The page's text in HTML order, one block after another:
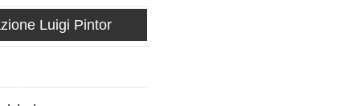
Luigi Pintor